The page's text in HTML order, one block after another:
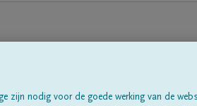
zijn nodig voor de goede werking van de